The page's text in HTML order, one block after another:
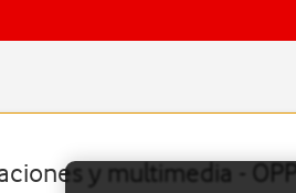
y multimedia -